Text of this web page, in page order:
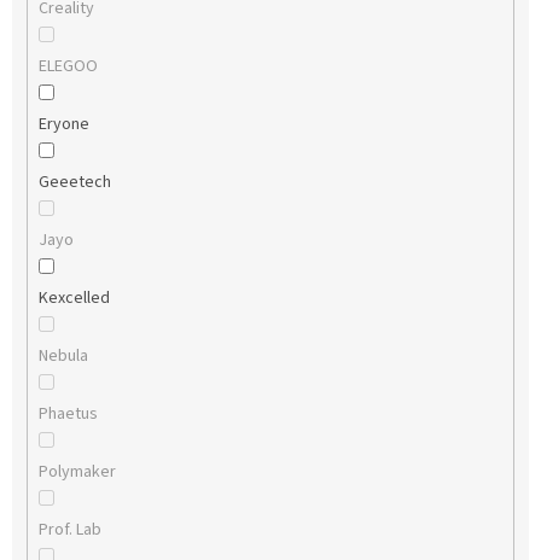
Creality
ELEGOO
Eryone
Geeetech
Jayo
Kexcelled
Nebula
Phaetus
Polymaker
Prof. Lab